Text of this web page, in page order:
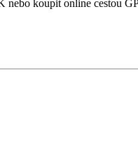
nebo koupit online cestou